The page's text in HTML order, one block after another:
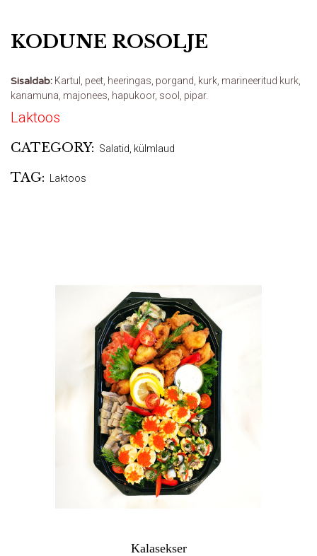
KODUNE ROSOLJE
Sisaldab: Kartul, peet, heeringas, porgand, kurk, marineeritud kurk,
kanamuna, majonees, hapukoor, sool, pipar.
Laktoos
CATEGORY: Salatid, külmlaud
TAG: Laktoos
Kalasekser